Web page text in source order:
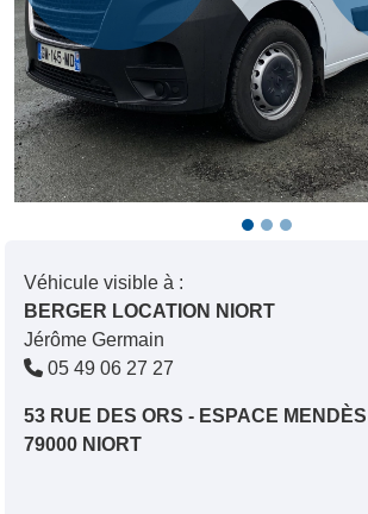
Véhicule visible à :
BERGER LOCATION NIORT
Jérôme Germain
05 49 06 27 27
53 RUE DES ORS - ESPACE
79000 NIORT